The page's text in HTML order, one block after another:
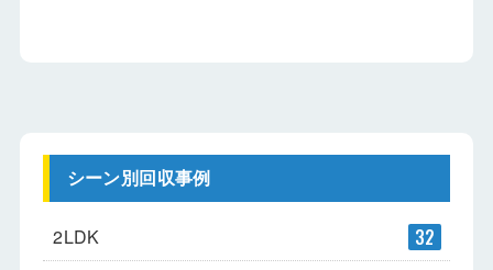
シーン別回収事例
2LDK 32